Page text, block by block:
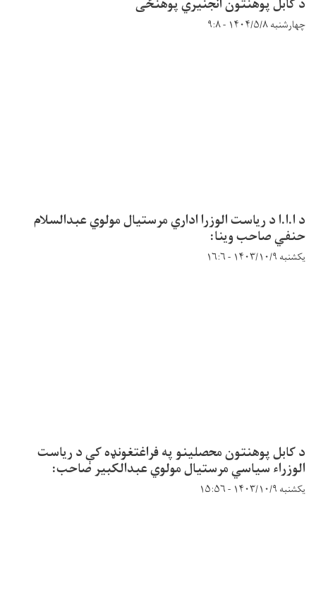
د کابل پوهنتون انجنیري پوهنځی
چهارشنبه ۱۴۰۴/۵/۸ - ۹:۸
د ا.ا.ا د ریاست الوزرا اداري مرستیال مولوي عبدالسلام
حنفي صاحب وینا:
یکشنبه ۱۴۰۳/۱۰/۹ - ۱۶:۶
د کابل پوهنتون محصلینو په فراغتغونډه کې د ریاست
الوزراء سیاسي مرستیال مولوي عبدالکبیر صاحب:
یکشنبه ۱۴۰۳/۱۰/۹ - ۱۵:۵۶